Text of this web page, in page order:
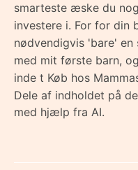
smarteste æske du
investere i. For for din
nødvendigvis 'bare'
med mit første barn,
inde t Køb hos
Dele af indholdet på
med hjælp fra AI.